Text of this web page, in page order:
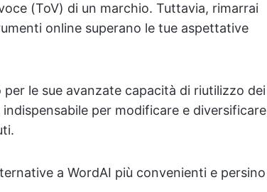
(ToV) di un marchio. Tuttavia, rimarrai
online superano le tue aspettative
le sue avanzate capacità di riutilizzo dei
per modificare e diversificare
a WordAI più convenienti e persino